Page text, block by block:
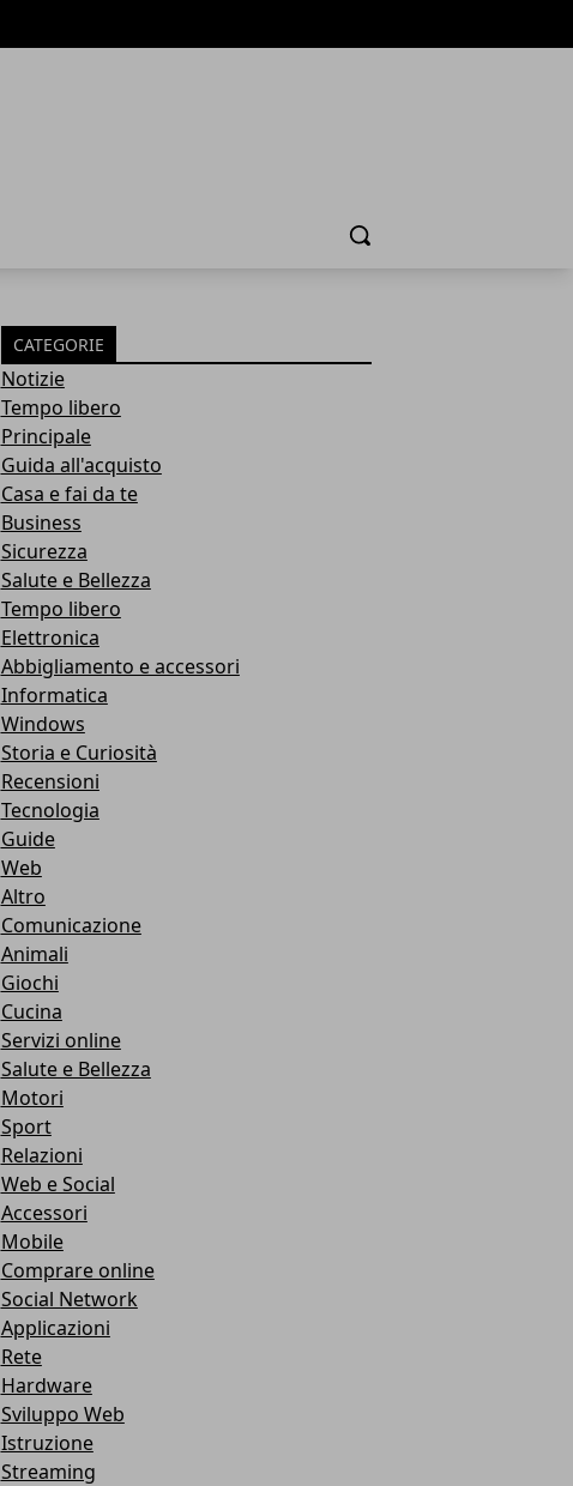
Cerca
CATEGORIE
Notizie
Tempo libero
Principale
Guida all'acquisto
Casa e fai da te
Business
Sicurezza
Salute e Bellezza
Tempo libero
Elettronica
Abbigliamento e accessori
Informatica
Windows
Storia e Curiosità
Recensioni
Tecnologia
Guide
Web
Altro
Comunicazione
Animali
Giochi
Cucina
Servizi online
Salute e Bellezza
Motori
Sport
Relazioni
Web e Social
Accessori
Mobile
Comprare online
Social Network
Applicazioni
Rete
Hardware
Sviluppo Web
Istruzione
Streaming